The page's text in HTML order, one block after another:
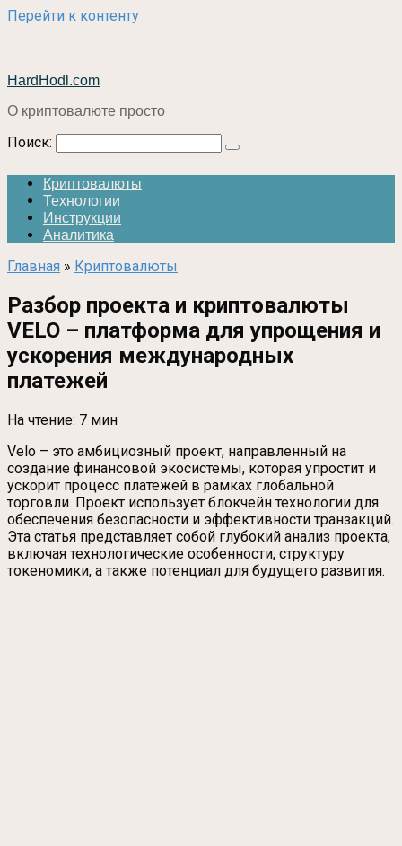
Перейти к контенту
HardHodl.com
О криптовалюте просто
Поиск:
Криптовалюты
Технологии
Инструкции
Аналитика
Главная » Криптовалюты
Разбор проекта и криптовалюты
VELO – платформа для упрощения и
ускорения международных
платежей
На чтение: 7 мин
Velo – это амбициозный проект, направленный на
создание финансовой экосистемы, которая упростит и
ускорит процесс платежей в рамках глобальной
торговли. Проект использует блокчейн технологии для
обеспечения безопасности и эффективности транзакций.
Эта статья представляет собой глубокий анализ проекта,
включая технологические особенности, структуру
токеномики, а также потенциал для будущего развития.